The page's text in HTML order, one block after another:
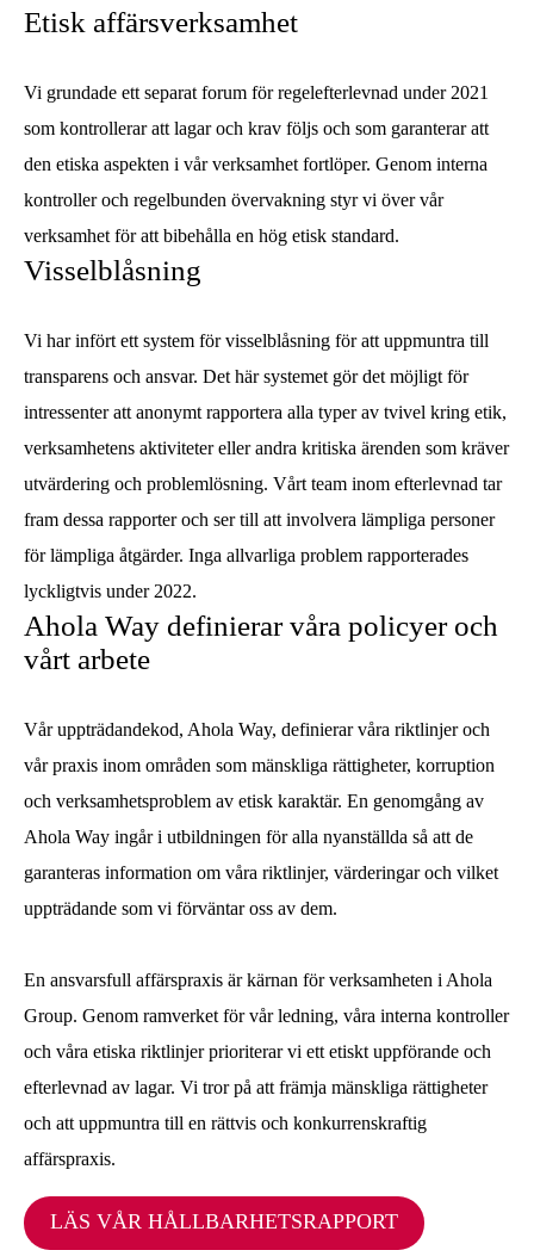
Etisk affärsverksamhet
Vi grundade ett separat forum för regelefterlevnad under 2021
som kontrollerar att lagar och krav följs och som garanterar att
den etiska aspekten i vår verksamhet fortlöper. Genom interna
kontroller och regelbunden övervakning styr vi över vår
verksamhet för att bibehålla en hög etisk standard.
Visselblåsning
Vi har infört ett system för visselblåsning för att uppmuntra till
transparens och ansvar. Det här systemet gör det möjligt för
intressenter att anonymt rapportera alla typer av tvivel kring etik,
verksamhetens aktiviteter eller andra kritiska ärenden som kräver
utvärdering och problemlösning. Vårt team inom efterlevnad tar
fram dessa rapporter och ser till att involvera lämpliga personer
för lämpliga åtgärder. Inga allvarliga problem rapporterades
lyckligtvis under 2022.
Ahola Way definierar våra policyer och
vårt arbete
Vår uppträdandekod, Ahola Way, definierar våra riktlinjer och
vår praxis inom områden som mänskliga rättigheter, korruption
och verksamhetsproblem av etisk karaktär. En genomgång av
Ahola Way ingår i utbildningen för alla nyanställda så att de
garanteras information om våra riktlinjer, värderingar och vilket
uppträdande som vi förväntar oss av dem.
En ansvarsfull affärspraxis är kärnan för verksamheten i Ahola
Group. Genom ramverket för vår ledning, våra interna kontroller
och våra etiska riktlinjer prioriterar vi ett etiskt uppförande och
efterlevnad av lagar. Vi tror på att främja mänskliga rättigheter
och att uppmuntra till en rättvis och konkurrenskraftig
affärspraxis.
LÄS VÅR HÅLLBARHETSRAPPORT